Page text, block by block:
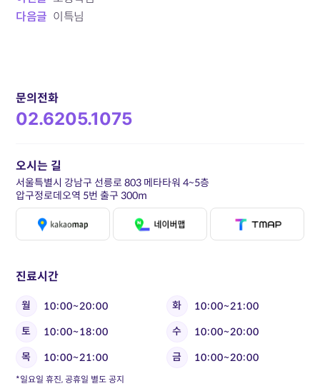
다음글 이특님
문의전화
02.6205.1075
진료시간
월 10:00~20:00 화
10:00~21:00
토
10:00~18:00 수
10:00~20:00
목
10:00~21:00 금 10:00~20:00
*일요일 휴진, 공휴일 별도 공지
오시는 길
서울특별시 강남구 선릉로 803 메타타워 4~5층
압구정로데오역 5번 출구 300m